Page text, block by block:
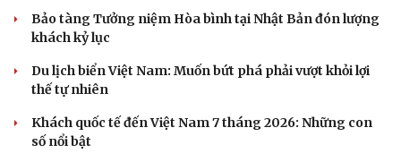
Hạt giống tâm hồn
Bảo tàng Tưởng niệm Hòa bình tại Nhật Bản đón lượng
khách kỷ lục
Du lịch biển Việt Nam: Muốn bứt phá phải vượt khỏi lợi
thế tự nhiên
Khách quốc tế đến Việt Nam 7 tháng 2026: Những con
số nổi bật